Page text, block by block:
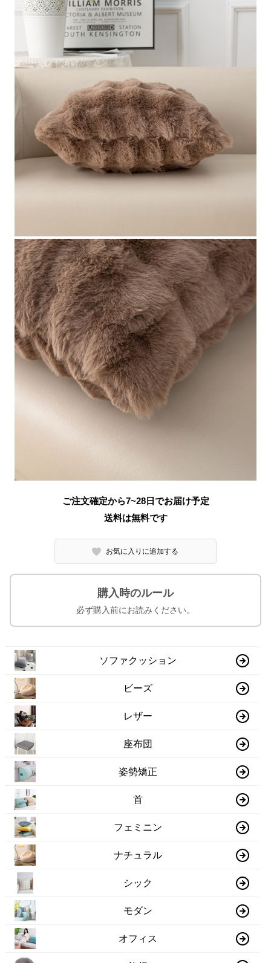
ご注文確定から7~28日でお届け予定
送料は無料です
お気に入りに追加する
購入時のルール
必ず購入前にお読みください。
ソファクッション
ビーズ
レザー
座布団
姿勢矯正
首
フェミニン
ナチュラル
シック
モダン
オフィス